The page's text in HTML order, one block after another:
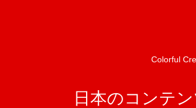
Colorful
日本のコンテ